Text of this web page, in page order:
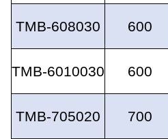
TMB-608030 600
TMB-6010030 600
TMB-705020 700